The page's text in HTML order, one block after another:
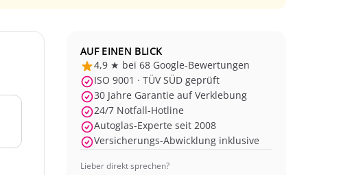
AUF EINEN BLICK
4,9 ★ bei 68 Google-Bewertungen
ISO 9001 · TÜV SÜD geprüft
30 Jahre Garantie auf Verklebung
24/7 Notfall-Hotline
Autoglas-Experte seit 2008
Versicherungs-Abwicklung inklusive
Lieber direkt sprechen?